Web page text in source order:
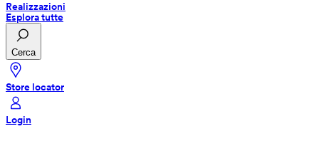
Realizzazioni
Esplora tutte
Cerca
Store locator
Login